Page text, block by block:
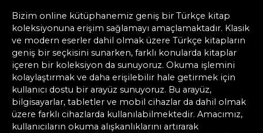
Bizim online kütüphanemiz geniş bir Türkçe kitap
koleksiyonuna erişim sağlamayı amaçlamaktadır. Klasik
ve modern eserler dahil olmak üzere Türkçe kitapların
geniş bir seçkisini sunarken, farklı konularda kitaplar
içeren bir koleksiyon da sunuyoruz. Okuma işlemini
kolaylaştırmak ve daha erişilebilir hale getirmek için
kullanıcı dostu bir arayüz sunuyoruz. Bu arayüz,
bilgisayarlar, tabletler ve mobil cihazlar da dahil olmak
üzere farklı cihazlarda kullanılabilmektedir. Amacımız,
kullanıcıların okuma alışkanlıklarını artırarak